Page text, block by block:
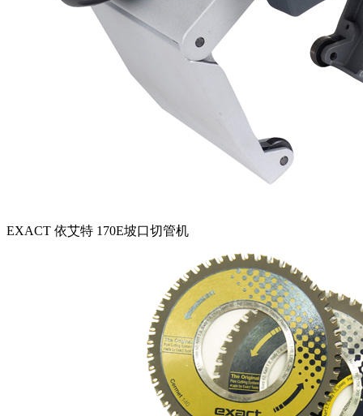
EXACT 依艾特 170E坡口切管机